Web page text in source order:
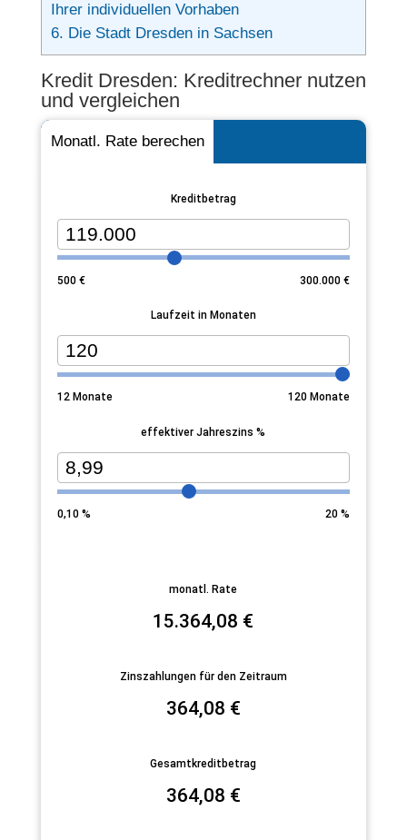
Ihrer individuellen Vorhaben
6. Die Stadt Dresden in Sachsen
Kredit Dresden: Kreditrechner nutzen
und vergleichen
Monatl. Rate berechen
Kreditbetrag
500€ 300.000 €
Laufzeit in Monaten
12Monate 120 Monate
effektiver Jahreszins %
0,10% 20 %
monatl. Rate
15.364,08 €
Zinszahlungen für den Zeitraum
364,08 €
Gesamtkreditbetrag
364,08 €